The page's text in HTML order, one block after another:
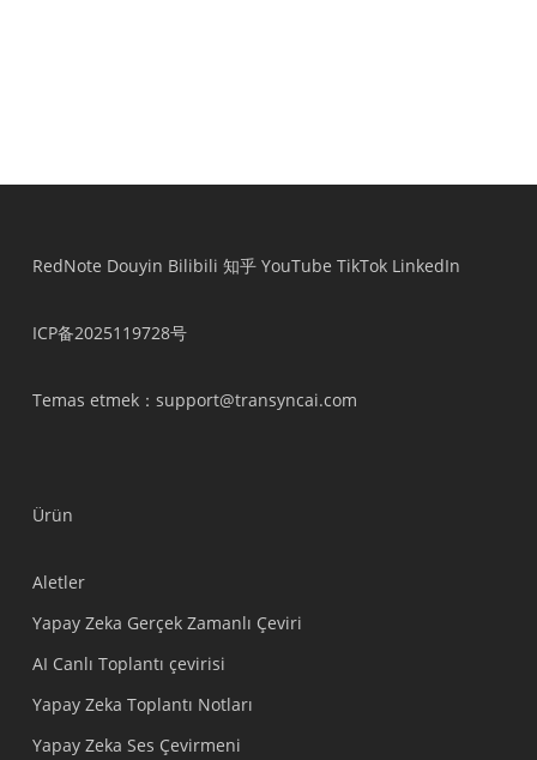
RedNote Douyin Bilibili 知乎 YouTube TikTok LinkedIn
ICP备2025119728号
Temas etmek：support@transyncai.com
Ürün
Aletler
Yapay Zeka Gerçek Zamanlı Çeviri
AI Canlı Toplantı çevirisi
Yapay Zeka Toplantı Notları
Yapay Zeka Ses Çevirmeni